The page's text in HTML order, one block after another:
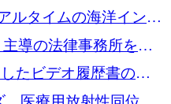
廃棄物を削減するた
ルタイムの海洋インテ
めに 1,100 万ドルを
導の法律事務所を強
ユーロを調達
たビデオ履歴書のた